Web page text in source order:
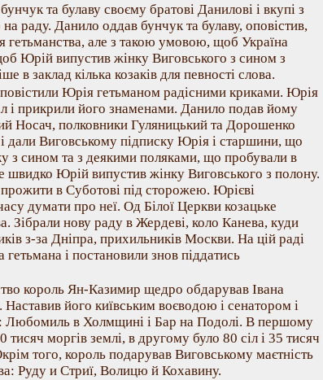
та булаву своєму братові Данилові і вкупі з
раду. Данило оддав бунчук та булаву, оповістив,
гетьманства, але з такою умовою, щоб Україна
Юрій випустив жінку Виговського з сином з
в заклад кілька козаків для певності слова.
Юрія гетьманом радісними криками. Юрія
і прикрили його знаменами. Данило подав йому
Носач, полковники Гуляницький та Дорошенко
дали Виговському підписку Юрія і старшини, що
з сином та з деякими поляками, що пробували в
швидко Юрій випустив жінку Виговського з полону.
в Суботові під сторожею. Юрієві
думати про неї. Од Білої Церкви козацьке
Зібрали нову раду в Жердеві, коло Канева, куди
з-за Дніпра, прихильників Москви. На цій раді
і постановили знов піддатись
король Ян-Казимир щедро обдарував Івана
його київським воєводою і сенатором і
Любомиль в Холмщині і Бар на Подолі. В першому
тисяч моргів землі, в другому було 80 сіл і 35 тисяч
того, король подарував Виговському маєтність
Руду и Стриї, Волицю й Кохавину.